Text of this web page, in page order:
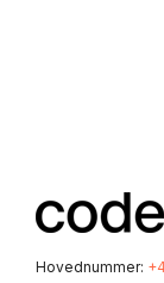
Hovednummer: